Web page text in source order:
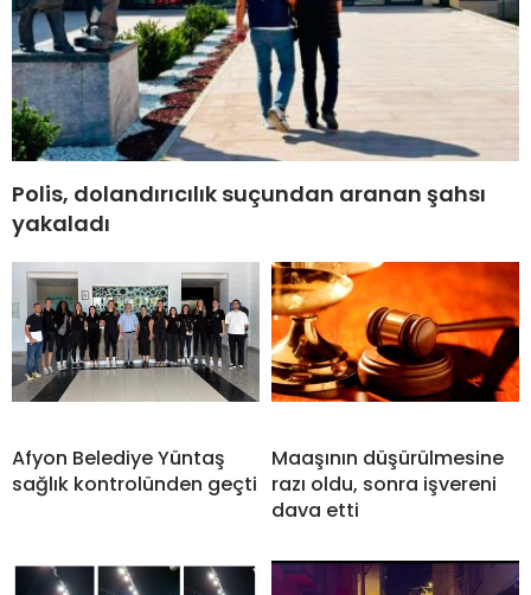
Polis, dolandırıcılık suçundan aranan şahsı
yakaladı
Afyon Belediye Yüntaş
sağlık kontrolünden geçti
Maaşının düşürülmesine
razı oldu, sonra işvereni
dava etti